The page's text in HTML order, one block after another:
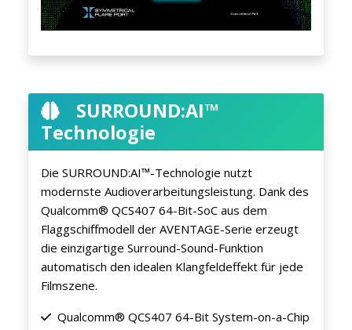
SURROUND:AI™
Technologie
Die SURROUND:AI™-Technologie nutzt
modernste Audioverarbeitungsleistung. Dank des
Qualcomm® QCS407 64-Bit-SoC aus dem
Flaggschiffmodell der AVENTAGE-Serie erzeugt
die einzigartige Surround-Sound-Funktion
automatisch den idealen Klangfeldeffekt für jede
Filmszene.
Qualcomm® QCS407 64-Bit System-on-a-Chip